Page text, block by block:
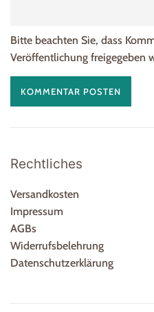
Bitte beachten Sie, dass
Veröffentlichung freigegeben
Rechtliches
Versandkosten
Impressum
AGBs
Widerrufsbelehrung
Datenschutzerklärung